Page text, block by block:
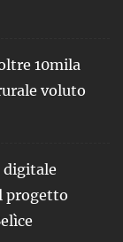
10mila
voluto
digitale
progetto